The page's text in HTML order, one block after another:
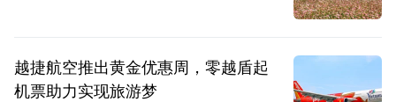
越捷航空推出黄金优惠周，零越盾起
机票助力实现旅游梦